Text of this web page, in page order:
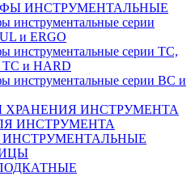
ИНСТРУМЕНТАЛЬНЫЕ
инструментальные серии
и ERGO
инструментальные серии ТС,
и HARD
инструментальные серии ВС и
ИНСТРУМЕНТА
ИНСТРУМЕНТА